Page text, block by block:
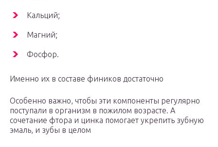
Кальций;
Магний;
Фосфор.
Именно их в составе фиников достаточно
Особенно важно, чтобы эти компоненты регулярно
поступали в организм в пожилом возрасте. А
сочетание фтора и цинка помогает укрепить зубную
эмаль, и зубы в целом